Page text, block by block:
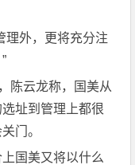
理外，更将充分注
陈云龙称，国美从
址到管理上都很
门。
国美又将以什么